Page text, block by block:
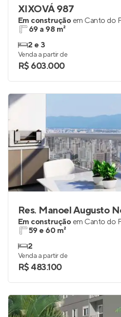
XIXOVÁ 987
Em construção em Canto do
69 a 98 m²
2 e 3
Venda a partir de
R$ 603.000
Res. Manoel Augusto
Em construção em Canto do
59 e 60 m²
2
Venda a partir de
R$ 483.100